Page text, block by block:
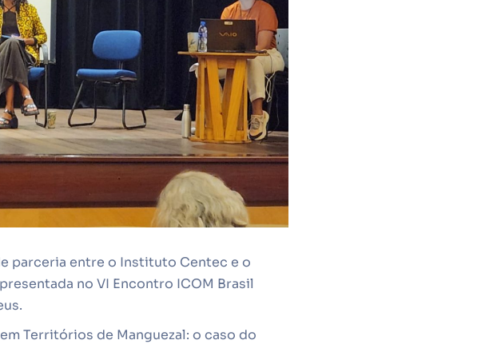
parceria entre o Instituto Centec e o
no VI Encontro ICOM Brasil
Territórios de Manguezal: o caso do